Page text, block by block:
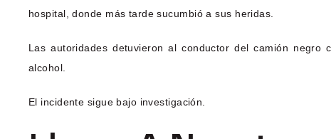
hospital, donde más tarde sucumbió a sus heridas.
Las autoridades detuvieron al conductor del camión negro
alcohol.
El incidente sigue bajo investigación.